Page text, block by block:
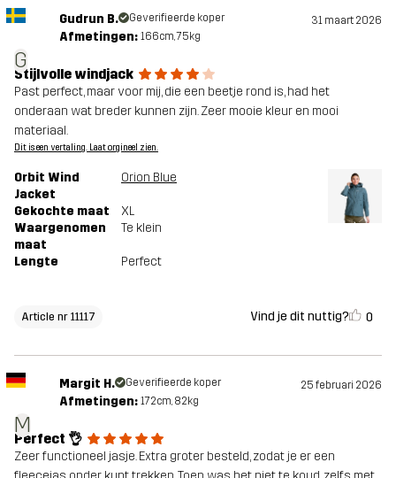
G
Gudrun B. Geverifieerde koper 31 maart 2026
Afmetingen: 166cm, 75kg
Stijlvolle windjack
Past perfect, maar voor mij, die een beetje rond is, had het
onderaan wat breder kunnen zijn. Zeer mooie kleur en mooi
materiaal.
Dit is een vertaling. Laat orgineel zien.
Orbit Wind
Jacket
Orion Blue
Gekochte maat
XL
Waargenomen
maat
Te klein
Lengte Perfect
Article nr 11117 Vind je dit nuttig? 0
M
Margit H. Geverifieerde koper 25 februari 2026
Afmetingen: 172cm, 82kg
Perfect 👌
Zeer functioneel jasje. Extra groter besteld, zodat je er een